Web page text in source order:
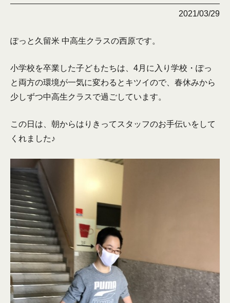
2021/03/29
ぽっと久留米 中高生クラスの西原です。
小学校を卒業した子どもたちは、4月に入り学校・ぽっ
と両方の環境が一気に変わるとキツイので、春休みから
少しずつ中高生クラスで過ごしています。
この日は、朝からはりきってスタッフのお手伝いをして
くれました♪